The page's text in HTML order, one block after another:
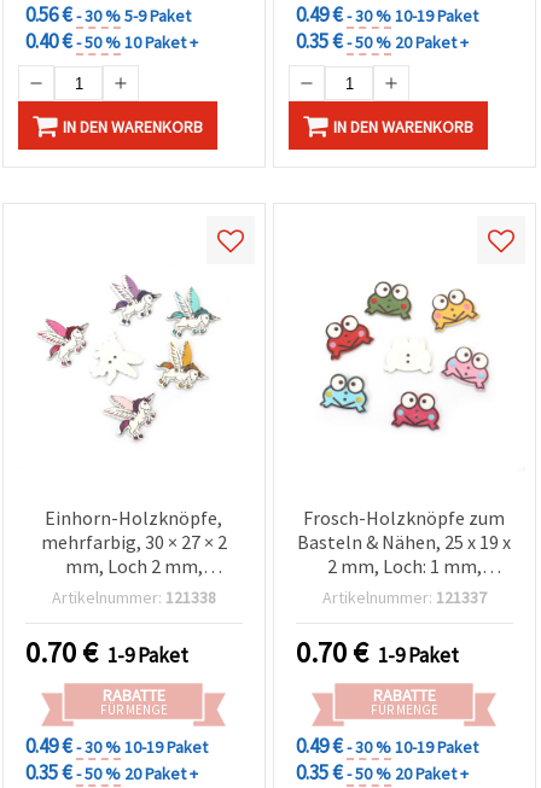
0.56 €- 30 %5-9 Paket
0.40 €- 50 %10 Paket +
IN DEN WARENKORB
0.49 €- 30 %10-19 Paket
0.35 €- 50 % 20 Paket +
IN DEN WARENKORB
Einhorn-Holzknöpfe,
mehrfarbig, 30 × 27 × 2
mm, Loch 2 mm,
gemischte Motive – 10er-
Nähen & Dekorationen
Artikelnummer: 121338
0.70€ 1-9 Paket
RABATTE
FÜR MENGE
0.49 €- 30 %10-19 Paket
0.35 €- 50 % 20 Paket +
Frosch-Holzknöpfe zum
Basteln & Nähen, 25 x 19 x
2 mm, Loch: 1 mm,
Mischfarben – 10 Stück
Artikelnummer: 121337
0.70€ 1-9 Paket
RABATTE
FÜR MENGE
0.49 €- 30 %10-19 Paket
0.35 €- 50 % 20 Paket +